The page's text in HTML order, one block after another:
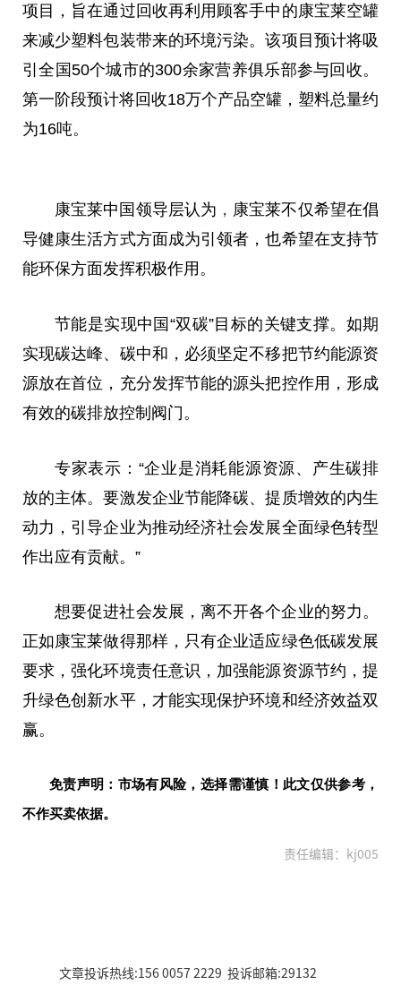
项目，旨在通过回收再利用顾客手中的康宝莱空罐
来减少塑料包装带来的环境污染。该项目预计将吸
引全国50个城市的300余家营养俱乐部参与回收。
第一阶段预计将回收18万个产品空罐，塑料总量约
为16吨。
康宝莱中国领导层认为 ， 康宝莱不仅希望在倡
导健康生活方式方面成为引领者，也希望在支持节
能环保方面发挥积极作用。
节能是实现中国“双碳”目标的关键支撑。如期
实现碳达峰、碳中和，必须坚定不移把节约能源资
源放在首位，充分发挥节能的源头把控作用，形成
有效的碳排放控制阀门。
专家表示：“企业是消耗能源资源、产生碳排
放的主体。要激发企业节能降碳、提质增效的内生
动力，引导企业为推动经济社会发展全面绿色转型
作出应有贡献。”
想要促进社会发展，离不开各个企业的努力。
正如康宝莱做得那样，只有企业适应绿色低碳发展
要求，强化环境责任意识，加强能源资源节约，提
升绿色创新水平，才能实现保护环境和经济效益双
赢。
免责声明：市场有风险，选择需谨慎！此文仅供参考，
不作买卖依据。
责任编辑：kj005
文章投诉热线:156 0057 2229 投诉邮箱:29132